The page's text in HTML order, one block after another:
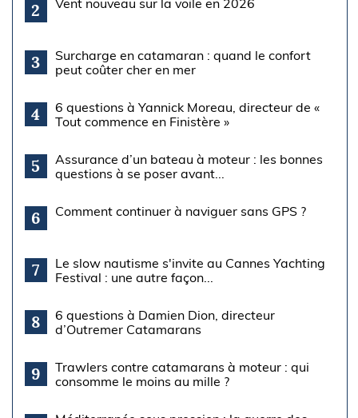
2 Vent nouveau sur la voile en 2026
3
Surcharge en catamaran : quand le confort
peut coûter cher en mer
4
6 questions à Yannick Moreau, directeur de «
Tout commence en Finistère »
5
Assurance d’un bateau à moteur : les bonnes
questions à se poser avant...
6 Comment continuer à naviguer sans GPS ?
7
Le slow nautisme s'invite au Cannes Yachting
Festival : une autre façon...
8
6 questions à Damien Dion, directeur
d’Outremer Catamarans
9
Trawlers contre catamarans à moteur : qui
consomme le moins au mille ?